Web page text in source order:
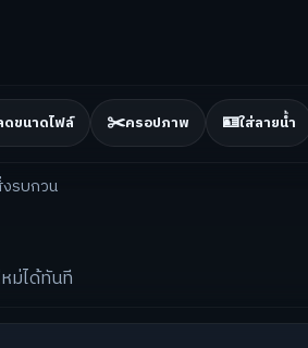
ดขนาดไฟล์ ✂️ครอปภาพ 🪪ใส่ลายน้ำ
รบกวน
ม่ได้ทันที